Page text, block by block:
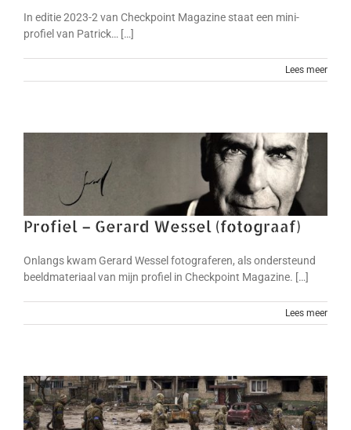
In editie 2023-2 van Checkpoint Magazine staat een mini-
profiel van Patrick… […]
Lees meer
Profiel – Gerard Wessel (fotograaf)
Onlangs kwam Gerard Wessel fotograferen, als ondersteund
beeldmateriaal van mijn profiel in Checkpoint Magazine. […]
Lees meer